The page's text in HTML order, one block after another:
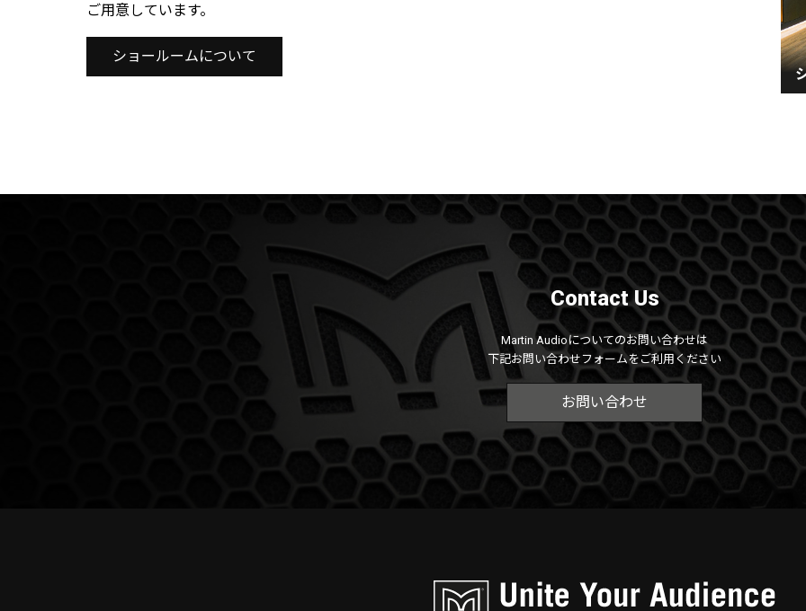
ご用意しています。
ショールームについて
Contact Us
Martin Audioについてのお問い合わせは
下記お問い合わせフォームをご利用ください
お問い合わせ